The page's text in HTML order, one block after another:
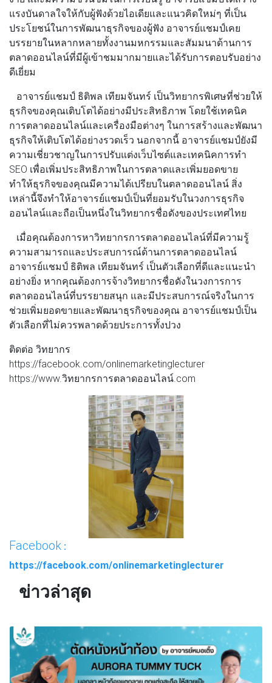
แรงบันดาลใจให้กับผู้ฟังด้วยไอเดียและแนวคิดใหม่ๆ ที่เป็น
ประโยชน์ในการพัฒนาธุรกิจของผู้ฟัง อาจารย์แชมป์เคย
บรรยายในหลากหลายทั้งงานมหกรรมและสัมมนาด้านการ
ตลาดออนไลน์ที่มีผู้เข้าชมมากมายและได้รับการตอบรับอย่าง
ดีเยี่ยม
อาจารย์แชมป์ ธิติพล เทียมจันทร์ เป็นวิทยากรพิเศษที่ช่วยให้
ธุรกิจของคุณเติบโตได้อย่างมีประสิทธิภาพ โดยใช้เทคนิค
การตลาดออนไลน์และเครื่องมือต่างๆ ในการสร้างและพัฒนา
ธุรกิจให้เติบโตได้อย่างรวดเร็ว นอกจากนี้ อาจารย์แชมป์ยังมี
ความเชี่ยวชาญในการปรับแต่งเว็บไซต์และเทคนิคการทำ
SEO เพื่อเพิ่มประสิทธิภาพในการตลาดและเพิ่มยอดขาย
ทำให้ธุรกิจของคุณมีความได้เปรียบในตลาดออนไลน์ สิ่ง
เหล่านี้จึงทำให้อาจารย์แชมป์เป็นที่ยอมรับในวงการธุรกิจ
ออนไลน์และถือเป็นหนึ่งในวิทยากรชื่อดังของประเทศไทย
เมื่อคุณต้องการหาวิทยากรการตลาดออนไลน์ที่มีความรู้
ความสามารถและประสบการณ์ด้านการตลาดออนไลน์
อาจารย์แชมป์ ธิติพล เทียมจันทร์ เป็นตัวเลือกที่ดีและแนะนำ
อย่างยิ่ง หากคุณต้องการจ้างวิทยากรชื่อดังในวงการการ
ตลาดออนไลน์ที่บรรยายสนุก และมีประสบการณ์จริงในการ
ช่วยเพิ่มยอดขายและพัฒนาธุรกิจของคุณ อาจารย์แชมป์เป็น
ตัวเลือกที่ไม่ควรพลาดด้วยประการทั้งปวง
ติดต่อ วิทยากร
https://facebook.com/onlinemarketinglecturer
https://www.วิทยากรการตลาดออนไลน์.com
Facebook :
https://facebook.com/onlinemarketinglecturer
ข่าวล่าสุด